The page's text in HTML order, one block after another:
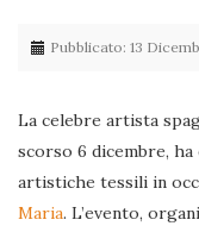
Pubblicato: 13
La celebre artista
scorso 6 dicembre,
artistiche tessili in
Maria. L’evento,